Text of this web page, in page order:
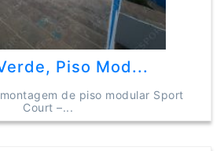
Piso Mod...
de piso modular Sport
Court –...